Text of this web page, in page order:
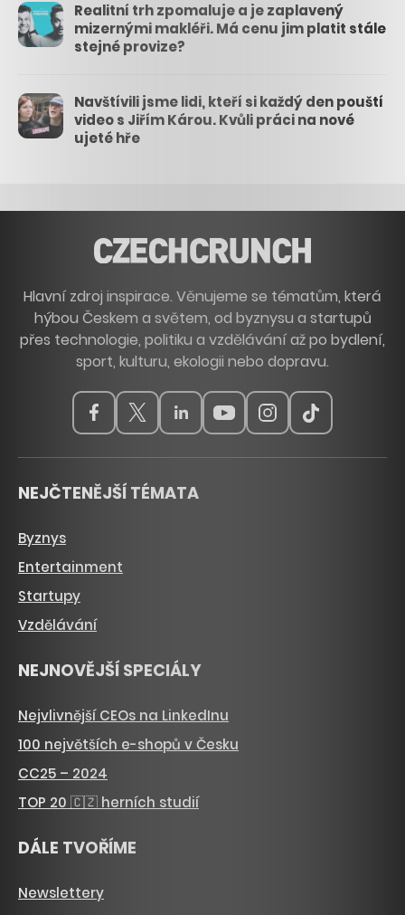
Realitní trh zpomaluje a je zaplavený
mizernými makléři. Má cenu jim platit stále
stejné provize?
Navštívili jsme lidi, kteří si každý den pouští
video s Jiřím Károu. Kvůli práci na nové
ujeté hře
Hlavní zdroj inspirace. Věnujeme se tématům, která
hýbou Českem a světem, od byznysu a startupů
přes technologie, politiku a vzdělávání až po bydlení,
sport, kulturu, ekologii nebo dopravu.
NEJČTENĚJŠÍ TÉMATA
Byznys
Entertainment
Startupy
Vzdělávání
NEJNOVĚJŠÍ SPECIÁLY
Nejvlivnější CEOs na LinkedInu
100 největších e-shopů v Česku
CC25 – 2024
TOP 20 🇨🇿 herních studií
DÁLE TVOŘÍME
Newslettery